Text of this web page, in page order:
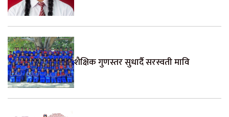
शैक्षिक गुणस्तर सुधार्दै सरस्वती मावि